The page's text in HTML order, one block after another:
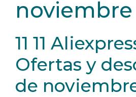
noviembre
11 11
Ofertas y
de